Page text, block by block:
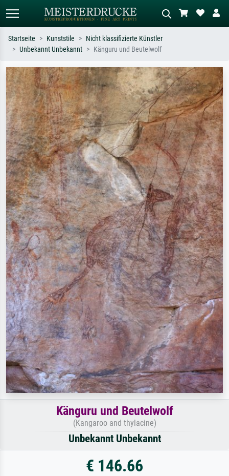
Suchen Sie nach Künstlern, Werktiteln
oder Stilen – z.B. Monet,
Sternennacht, Impressionismus, Welle
Hokusai, Akt.
Beschreiben Sie die Szene – z.B. Grüne
Wiese, Abstrakt mit viel Rot, Dunkles
Ölgemälde, Stehender Akt neben einem
Baum.
Startseite Kunststile
Nicht klassifizierte Künstler
Unbekannt Unbekannt
Känguru und Beutelwolf
Känguru und Beutelwolf
(Kangaroo and thylacine)
Unbekannt Unbekannt
€ 146.66